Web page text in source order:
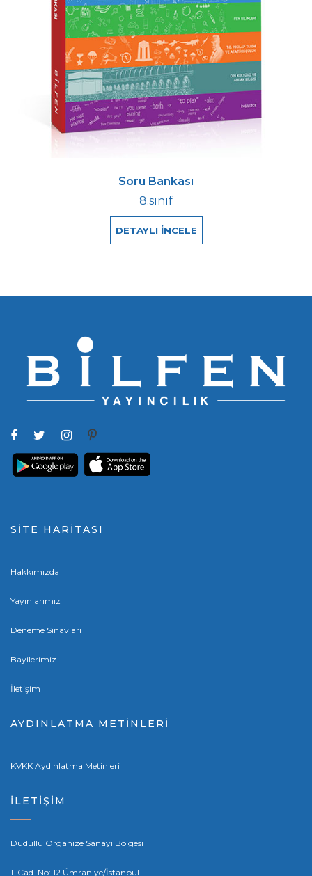
Soru Bankası
8.sınıf
DETAYLI İNCELE
SİTE HARİTASI
Hakkımızda
Yayınlarımız
Deneme Sınavları
Bayilerimiz
İletişim
AYDINLATMA METİNLERİ
KVKK Aydınlatma Metinleri
İLETİŞİM
Dudullu Organize Sanayi Bölgesi
1. Cad. No: 12 Ümraniye/İstanbul